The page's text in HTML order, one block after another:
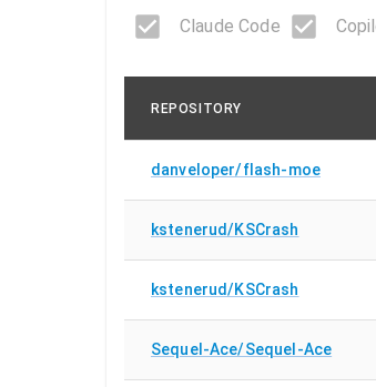
Claude Code
REPOSITORY
danveloper/flash-moe
kstenerud/KSCrash
kstenerud/KSCrash
Sequel-Ace/Sequel-Ace